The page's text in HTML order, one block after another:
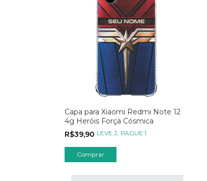
Capa para Xiaomi Redmi Note 12
4g Heróis Força Cósmica
R$39,90 LEVE 2, PAGUE 1
Comprar